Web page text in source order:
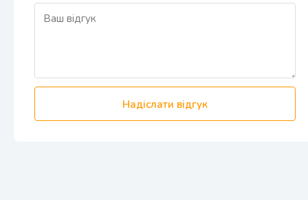
Надіслати відгук